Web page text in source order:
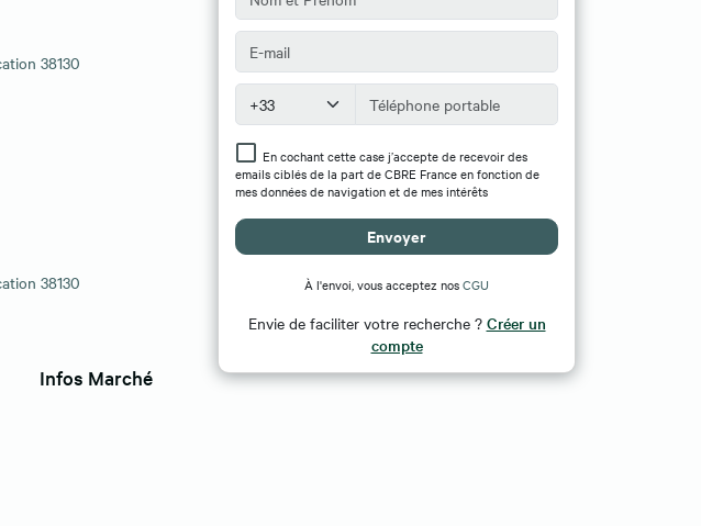
Infos Marché
En cochant cette case j’accepte de recevoir des
emails ciblés de la part de CBRE France en fonction de
mes données de navigation et de mes intérêts
Envoyer
À l'envoi, vous acceptez nosCGU
Envie de faciliter votre recherche ? Créer un
compte